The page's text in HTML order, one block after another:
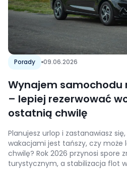
Porady 09.06.2026
Wynajem samochodu
– lepiej rezerwować
ostatnią chwilę
Planujesz urlop i zastanawiasz
wakacjami jest tańszy, czy
chwilę? Rok 2026 przynosi spore
turystycznym, a stabilizacja flot